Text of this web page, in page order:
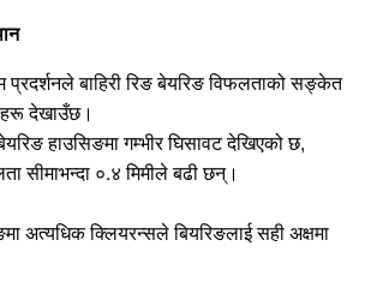
प्रदर्शनले बाहिरी रिङ बेयरिङ विफलताको सङ्केत
देखाउँछ।
हाउसिङमा गम्भीर घिसावट देखिएको छ,
सीमाभन्दा ०.४ मिमीले बढी छन्।
अत्यधिक क्लियरन्सले बियरिङलाई सही अक्षमा